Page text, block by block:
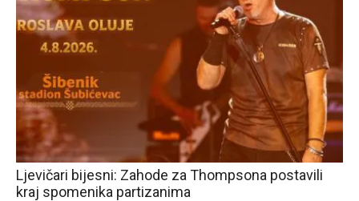
Ljevičari bijesni: Zahode za Thompsona postavili
kraj spomenika partizanima